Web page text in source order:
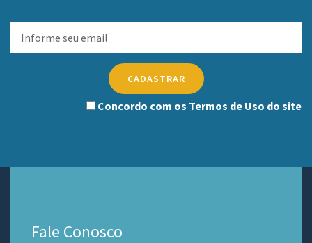
CADASTRAR
Concordo com os Termos de Uso do site
Fale Conosco